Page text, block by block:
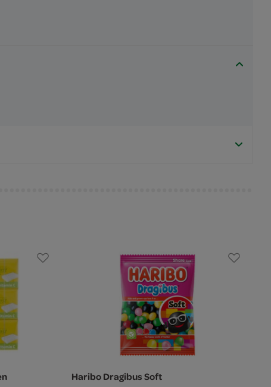
Haribo Dragibus Soft